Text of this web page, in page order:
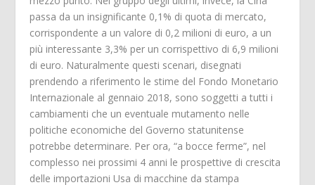
passa da un insignificante 0,1% di quota di mercato,
corrispondente a un valore di 0,2 milioni di euro, a un
più interessante 3,3% per un corrispettivo di 6,9 milioni
di euro. Naturalmente questi scenari, disegnati
prendendo a riferimento le stime del Fondo Monetario
Internazionale al gennaio 2018, sono soggetti a tutti i
cambiamenti che un eventuale mutamento nelle
politiche economiche del Governo statunitense
potrebbe determinare. Per ora, “a bocce ferme”, nel
complesso nei prossimi 4 anni le prospettive di crescita
delle importazioni Usa di macchine da stampa